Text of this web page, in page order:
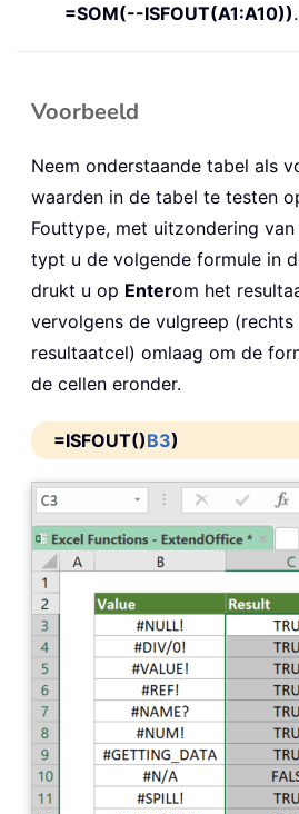
=SOM(--ISFOUT(A1:A10)).
Voorbeeld
Neem onderstaande tabel als
waarden in de tabel te testen
Fouttype, met uitzondering
typt u de volgende formule in
drukt u op Enterom het
vervolgens de vulgreep (rechts
resultaatcel) omlaag om de
de cellen eronder.
=ISFOUT()B3)